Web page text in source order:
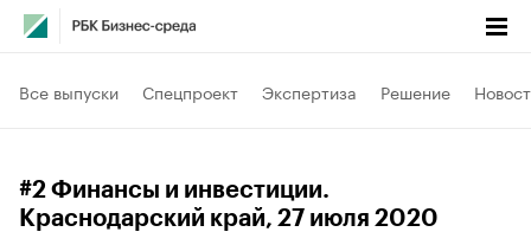
Все выпуски Спецпроект Экспертиза Решение
#2 Финансы и инвестиции.
Краснодарский край, 27 июля 2020